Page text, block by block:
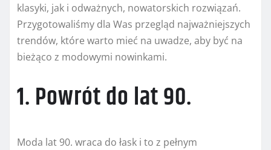
klasyki, jak i odważnych, nowatorskich rozwiązań.
Przygotowaliśmy dla Was przegląd najważniejszych
trendów, które warto mieć na uwadze, aby być na
bieżąco z modowymi nowinkami.
1. Powrót do lat 90.
Moda lat 90. wraca do łask i to z pełnym